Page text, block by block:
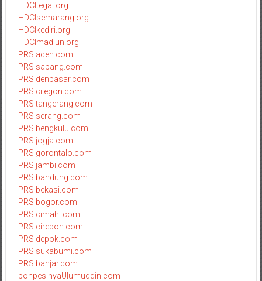
HDCItegal.org
HDCIsemarang.org
HDCIkediri.org
HDCImadiun.org
PRSIaceh.com
PRSIsabang.com
PRSIdenpasar.com
PRSIcilegon.com
PRSItangerang.com
PRSIserang.com
PRSIbengkulu.com
PRSIjogja.com
PRSIgorontalo.com
PRSIjambi.com
PRSIbandung.com
PRSIbekasi.com
PRSIbogor.com
PRSIcimahi.com
PRSIcirebon.com
PRSIdepok.com
PRSIsukabumi.com
PRSIbanjar.com
ponpesIhyaUlumuddin.com